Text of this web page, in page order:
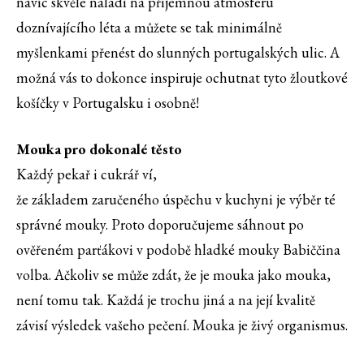
doznívajícího léta a můžete se tak minimálně
myšlenkami přenést do slunných portugalských ulic. A
možná vás to dokonce inspiruje ochutnat tyto žloutkové
košíčky v Portugalsku i osobně!
Mouka pro dokonalé těsto
Každý pekař i cukrář ví,
že základem zaručeného úspěchu v kuchyni je výběr té
správné mouky. Proto doporučujeme sáhnout po
ověřeném parťákovi v podobě hladké mouky Babiččina
volba. Ačkoliv se může zdát, že je mouka jako mouka,
není tomu tak. Každá je trochu jiná a na její kvalitě
závisí výsledek vašeho pečení. Mouka je živý organismus.